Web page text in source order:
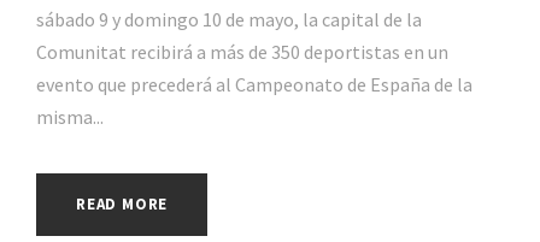
sábado 9 y domingo 10 de mayo, la capital de la
Comunitat recibirá a más de 350 deportistas en un
evento que precederá al Campeonato de España de la
misma...
READ MORE